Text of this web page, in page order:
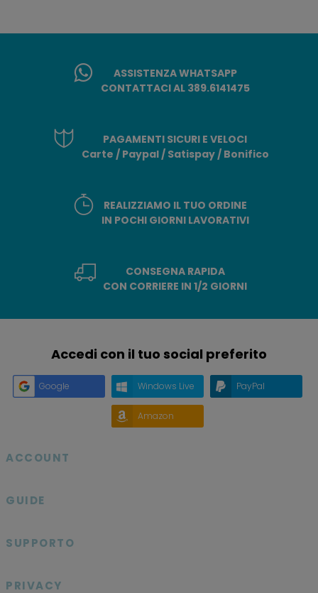
ASSISTENZA WHATSAPP
CONTATTACI AL 389.6141475
PAGAMENTI SICURI E VELOCI
Carte / Paypal / Satispay / Bonifico
REALIZZIAMO IL TUO ORDINE
IN POCHI GIORNI LAVORATIVI
CONSEGNA RAPIDA
CON CORRIERE IN 1/2 GIORNI
Accedi con il tuo social preferito
Google Windows Live PayPal
Amazon
ACCOUNT
GUIDE
SUPPORTO
PRIVACY